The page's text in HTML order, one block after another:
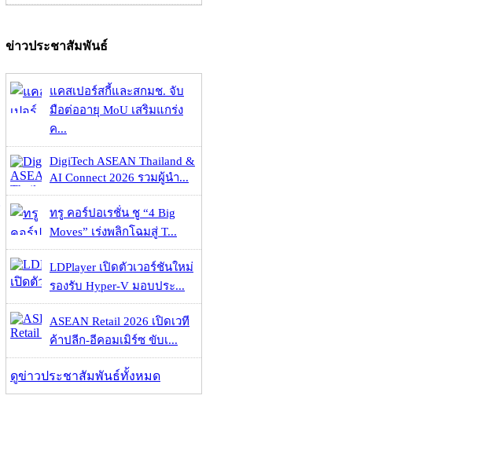
ข่าวประชาสัมพันธ์
แคสเปอร์สกี้และสกมช. จับ
มือต่ออายุ MoU เสริมแกร่ง
ค...
DigiTech ASEAN Thailand &
AI Connect 2026 รวมผู้นำ...
ทรู คอร์ปอเรชั่น ชู “4 Big
Moves” เร่งพลิกโฉมสู่ T...
LDPlayer เปิดตัวเวอร์ชันใหม่
รองรับ Hyper-V มอบประ...
ASEAN Retail 2026 เปิดเวที
ค้าปลีก-อีคอมเมิร์ซ ขับเ...
ดูข่าวประชาสัมพันธ์ทั้งหมด